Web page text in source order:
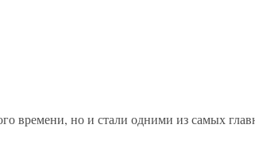
времени, но и стали одними из самых